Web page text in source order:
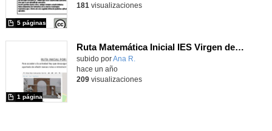
5 páginas
181 visualizaciones
Ruta Matemática Inicial IES Virgen de la Paloma
Contenido educativo.
subido porAna R.
1 página
hace un año
209visualizaciones